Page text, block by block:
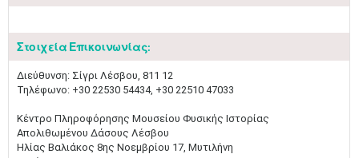
Στοιχεία Επικοινωνίας:
Διεύθυνση: Σίγρι Λέσβου, 811 12
Τηλέφωνο: +30 22530 54434, +30 22510 47033
Κέντρο Πληροφόρησης Μουσείου Φυσικής Ιστορίας
Απολιθωμένου Δάσους Λέσβου
Ηλίας Βαλιάκος 8ης Νοεμβρίου 17, Μυτιλήνη